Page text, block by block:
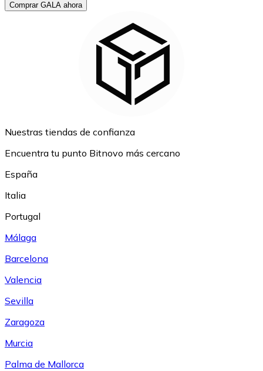
Comprar GALA ahora
Nuestras tiendas de confianza
Encuentra tu punto Bitnovo más cercano
España
Italia
Portugal
Málaga
Barcelona
Valencia
Sevilla
Zaragoza
Murcia
Palma de Mallorca